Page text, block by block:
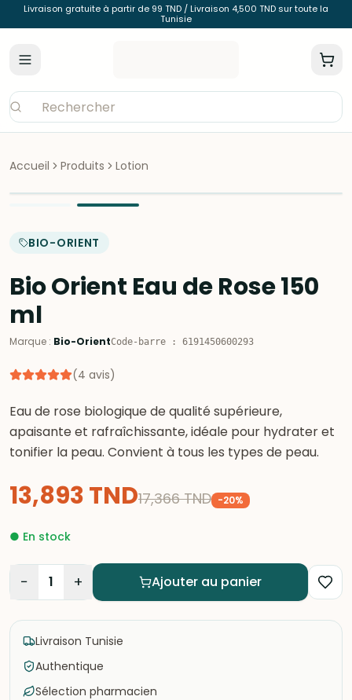
Livraison gratuite à partir de 99 TND / Livraison 4,500 TND sur toute la
Tunisie
Accueil Produits Lotion
BIO-ORIENT
Bio Orient Eau de Rose 150
ml
Marque : Bio-OrientCode-barre : 6191450600293
(4 avis)
Eau de rose biologique de qualité supérieure,
apaisante et rafraîchissante, idéale pour hydrater et
tonifier la peau. Convient à tous les types de peau.
13,893TND17,366 TND -20%
● En stock
− 1 + Ajouter au panier
Livraison Tunisie
Authentique
Sélection pharmacien